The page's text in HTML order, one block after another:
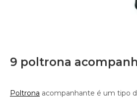
9 poltrona
Poltrona acompanhante é um tipo